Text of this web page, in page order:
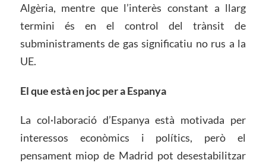
Algèria, mentre que l’interès constant a llarg
termini és en el control del trànsit de
subministraments de gas significatiu no rus a la
UE.
El que està en joc per a Espanya
La col·laboració d’Espanya està motivada per
interessos econòmics i polítics, però el
pensament miop de Madrid pot desestabilitzar